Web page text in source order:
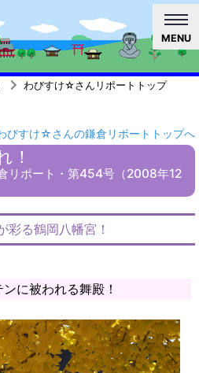
MENU
わびすけ☆さんリポートトップ
びすけ☆さんの鎌倉リポートトップへ
！
リポート・第454号（2008年12
る鶴岡八幡宮！
に被われる舞殿！